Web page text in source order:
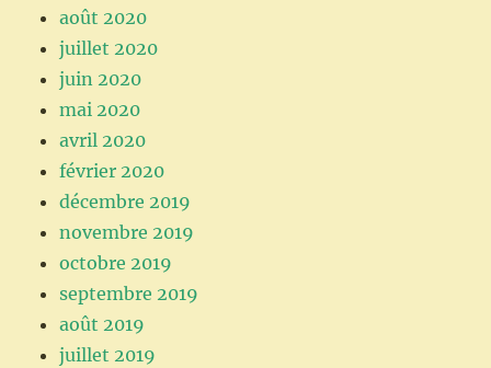
août 2020
juillet 2020
juin 2020
mai 2020
avril 2020
février 2020
décembre 2019
novembre 2019
octobre 2019
septembre 2019
août 2019
juillet 2019